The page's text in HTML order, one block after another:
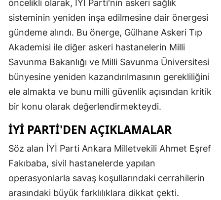
öncelikli olarak, İYİ Parti'nin askeri sağlık
sisteminin yeniden inşa edilmesine dair önergesi
gündeme alındı. Bu önerge, Gülhane Askeri Tıp
Akademisi ile diğer askeri hastanelerin Milli
Savunma Bakanlığı ve Milli Savunma Üniversitesi
bünyesine yeniden kazandırılmasının gerekliliğini
ele almakta ve bunu milli güvenlik açısından kritik
bir konu olarak değerlendirmekteydi.
İYİ PARTI'DEN AÇIKLAMALAR
Söz alan İYİ Parti Ankara Milletvekili Ahmet Eşref
Fakıbaba, sivil hastanelerde yapılan
operasyonlarla savaş koşullarındaki cerrahilerin
arasındaki büyük farklılıklara dikkat çekti.